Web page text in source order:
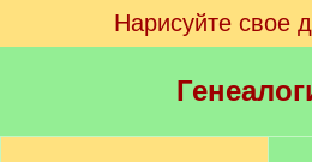
Нарисуйте свое